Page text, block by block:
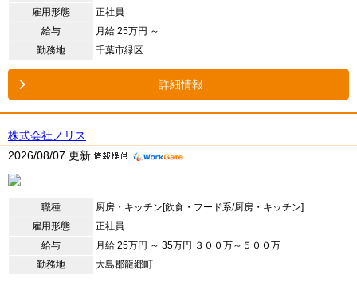
雇用形態
正社員
給与
月給 25万円 ～
勤務地
千葉市緑区
詳細情報
株式会社ノリス
2026/08/07 更新
職種
厨房・キッチン[飲食・フード系/厨房・キッチン]
雇用形態
正社員
給与
月給 25万円 ～ 35万円 ３００万～５００万
勤務地
大島郡龍郷町